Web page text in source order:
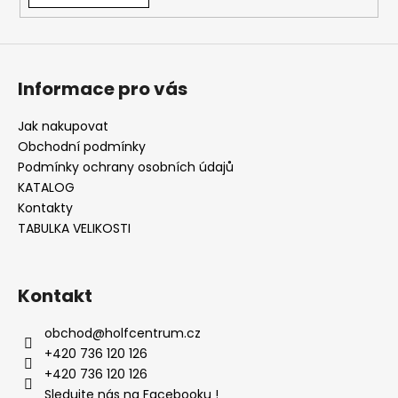
Informace pro vás
Jak nakupovat
Obchodní podmínky
Podmínky ochrany osobních údajů
KATALOG
Kontakty
TABULKA VELIKOSTI
Kontakt
obchod@holfcentrum.cz
+420 736 120 126
+420 736 120 126